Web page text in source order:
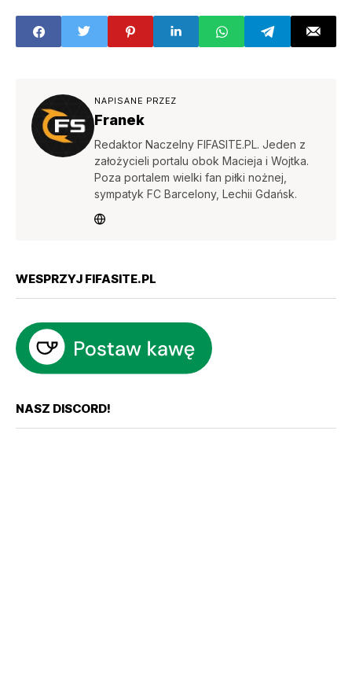
NAPISANE PRZEZ
Franek
Redaktor Naczelny FIFASITE.PL. Jeden z
założycieli portalu obok Macieja i Wojtka.
Poza portalem wielki fan piłki nożnej,
sympatyk FC Barcelony, Lechii Gdańsk.
WESPRZYJ FIFASITE.PL
NASZ DISCORD!